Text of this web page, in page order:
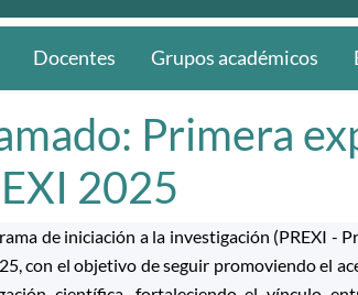
Docentes Grupos académicos
Primera
2025
de iniciación a la investigación (PREXI -
con el objetivo de seguir promoviendo el